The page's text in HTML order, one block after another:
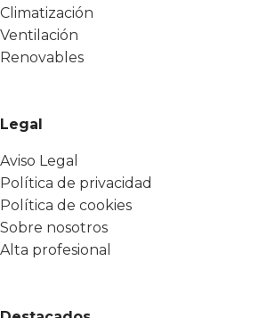
Climatización
Ventilación
Renovables
Legal
Aviso Legal
Política de privacidad
Política de cookies
Sobre nosotros
Alta profesional